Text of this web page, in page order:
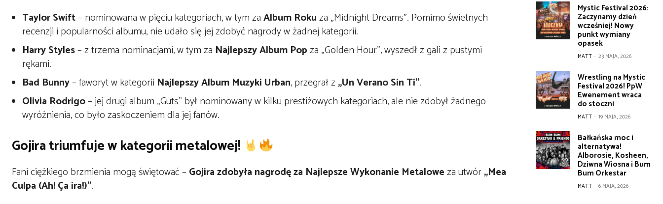
Taylor Swift– nominowana w pięciu kategoriach, w tym zaAlbum Rokuza „Midnight Dreams”. Pomimo świetnych
recenzji i popularności albumu, nie udało się jej zdobyć nagrody w żadnej kategorii.
Harry Styles– z trzema nominacjami, w tym za Najlepszy Album Popza „Golden Hour”, wyszedł z gali z pustymi
rękami.
Bad Bunny– faworyt w kategorii Najlepszy Album Muzyki Urban, przegrał z„Un Verano Sin Ti”.
Olivia Rodrigo– jej drugi album „Guts” był nominowany w kilku prestiżowych kategoriach, ale nie zdobył żadnego
wyróżnienia, co było zaskoczeniem dla jej fanów.
Gojira triumfuje w kategorii metalowej!
Fani ciężkiego brzmienia mogą świętować – Gojira zdobyła nagrodę za Najlepsze Wykonanie Metaloweza utwór„Mea
Culpa (Ah! Ça ira!)”.
Mystic Festival 2026:
Zaczynamy dzień
wcześniej! Nowy
punkt wymiany
opasek
MATT - 23 MAJA, 2026
Wrestling na Mystic
Festival 2026! PpW
Ewenement wraca
do stoczni
MATT - 19 MAJA, 2026
Bałkańska moc i
alternatywa!
Alborosie, Kosheen,
Dziwna Wiosna i Bum
Bum Orkestar
MATT - 6 MAJA, 2026